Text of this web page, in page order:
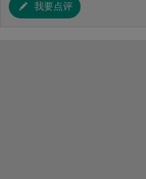
我要点评